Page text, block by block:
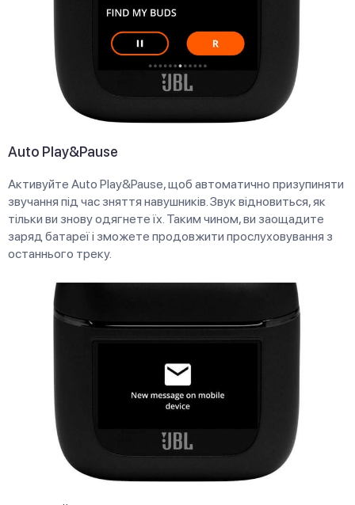
Auto Play&Pause
Активуйте Auto Play&Pause, щоб автоматично призупиняти
звучання під час зняття навушників. Звук відновиться, як
тільки ви знову одягнете їх. Таким чином, ви заощадите
заряд батареї і зможете продовжити прослуховування з
останнього треку.